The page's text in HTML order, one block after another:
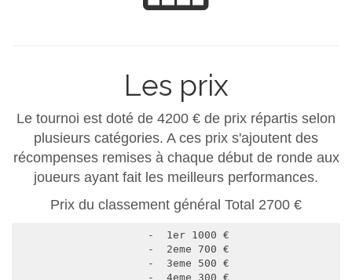
Les prix
Le tournoi est doté de 4200 € de prix répartis selon
plusieurs catégories. A ces prix s'ajoutent des
récompenses remises à chaque début de ronde aux
joueurs ayant fait les meilleurs performances.
Prix du classement général Total 2700 €